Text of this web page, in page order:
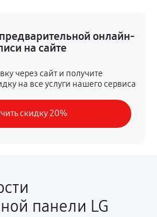
60 минут
электроники
60 минут
ошибок
онлайн-
на сайте
через сайт и получите
на все услуги нашего сервиса
скидку 20%
панели LG